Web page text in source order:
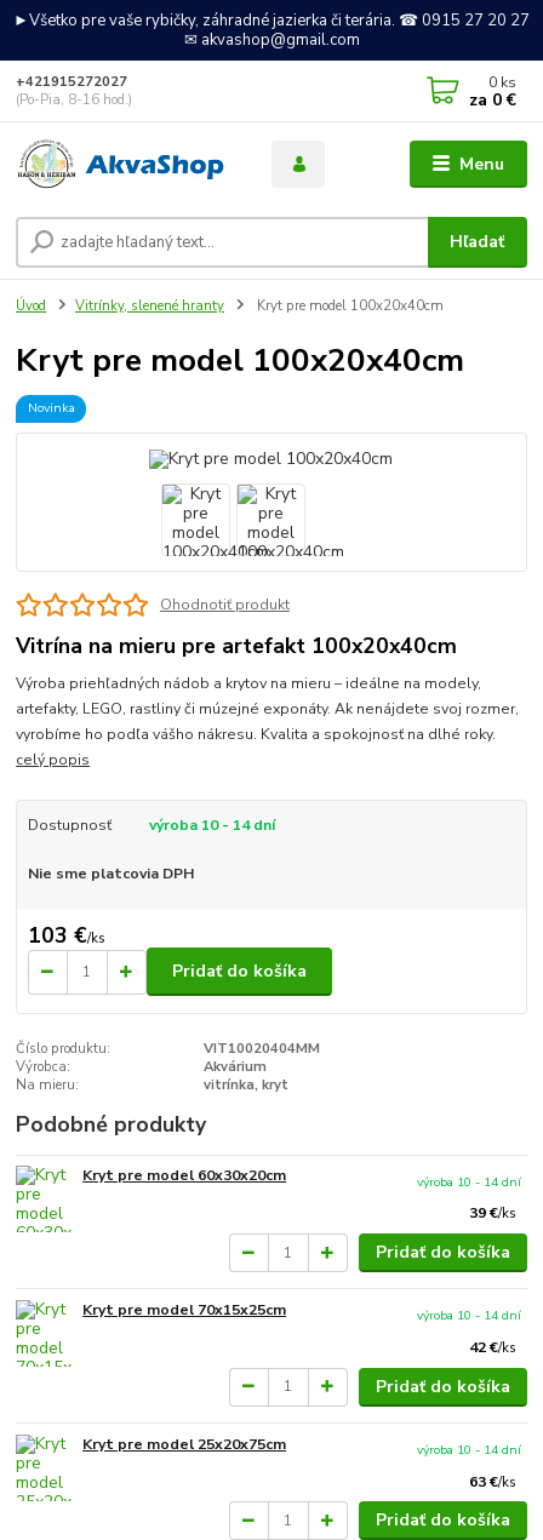
►Všetko pre vaše rybičky, záhradné jazierka či terária. ☎ 0915 27 20 27
✉ akvashop@gmail.com
Menu
Hľadať
+421915272027
(Po-Pia, 8-16 hod.)
0 ks
za 0 €
Úvod Vitrínky, slenené hranty Kryt pre model 100x20x40cm
Kryt pre model 100x20x40cm
Novinka
Ohodnotiť produkt
Vitrína na mieru pre artefakt 100x20x40cm
Výroba priehľadných nádob a krytov na mieru – ideálne na modely,
artefakty, LEGO, rastliny či múzejné exponáty. Ak nenájdete svoj rozmer,
vyrobíme ho podľa vášho nákresu. Kvalita a spokojnosť na dlhé roky.
celý popis
Dostupnosť výroba 10 - 14 dní
Nie sme platcovia DPH
103 €/ks
Pridať do košíka
Číslo produktu:
VIT10020404MM
Výrobca:
Akvárium
Na mieru:
vitrínka, kryt
Podobné produkty
Kryt pre model 60x30x20cm
39 €/ks
výroba 10 - 14 dní
Pridať do košíka
Kryt pre model 70x15x25cm
42 €/ks
výroba 10 - 14 dní
Pridať do košíka
Kryt pre model 25x20x75cm
63 €/ks
výroba 10 - 14 dní
Pridať do košíka